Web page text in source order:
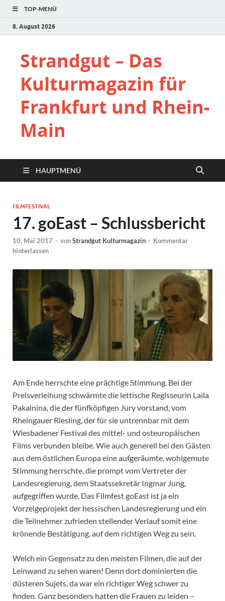
TOP-MENÜ
8. August 2026
Strandgut – Das
Kulturmagazin für
Frankfurt und Rhein-
Main
HAUPTMENÜ
FILMFESTIVAL
17. goEast – Schlussbericht
10. Mai 2017 - vonStrandgut Kulturmagazin - Kommentar
hinterlassen
Am Ende herrschte eine prächtige Stimmung. Bei der
Preisverleihung schwärmte die lettische Regisseurin Laila
Pakalnina, die der fünfköpfigen Jury vorstand, vom
Rheingauer Riesling, der für sie untrennbar mit dem
Wiesbadener Festival des mittel- und osteuropäischen
Films verbunden bleibe. Wie auch generell bei den Gästen
aus dem östlichen Europa eine aufgeräumte, wohlgemute
Stimmung herrschte, die prompt vom Vertreter der
Landesregierung, dem Staatssekretär Ingmar Jung,
aufgegriffen wurde. Das Filmfest goEast ist ja ein
Vorzeigeprojekt der hessischen Landesregierung und ein
die Teilnehmer zufrieden stellender Verlauf somit eine
krönende Bestätigung, auf dem richtigen Weg zu sein.
Welch ein Gegensatz zu den meisten Filmen, die auf der
Leinwand zu sehen waren! Denn dort dominierten die
düsteren Sujets, da war ein richtiger Weg schwer zu
finden. Ganz besonders hatten die Frauen zu leiden –